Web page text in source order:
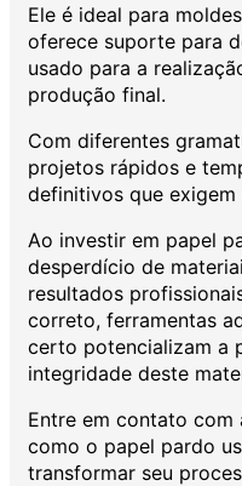
Ele é ideal para
oferece suporte para
usado para a
produção final.
Com diferentes
projetos rápidos e
definitivos que
Ao investir em papel
desperdício de
resultados
correto, ferramentas
certo potencializam a
integridade deste
Entre em contato com
como o papel pardo
transformar seu